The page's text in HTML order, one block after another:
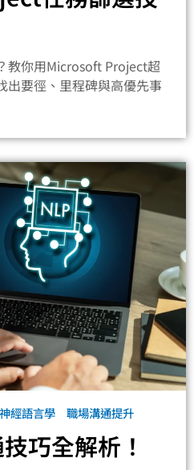
教你用Microsoft Project超
出要徑、里程碑與高優先事
經語言學 職場溝通提升
巧全解析！